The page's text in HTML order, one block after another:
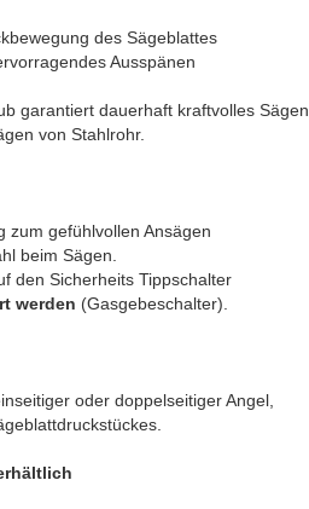
des Sägeblattes
Ausspänen
garantiert dauerhaft kraftvolles Sägen
von Stahlrohr.
zum gefühlvollen Ansägen
beim Sägen.
den Sicherheits Tippschalter
werden (Gasgebeschalter).
oder doppelseitiger Angel,